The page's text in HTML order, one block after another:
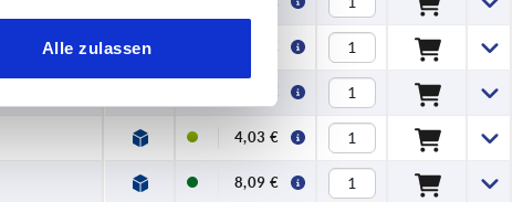
Alle zulassen 2,12 €
4,33 €
4,03 €
8,09 €